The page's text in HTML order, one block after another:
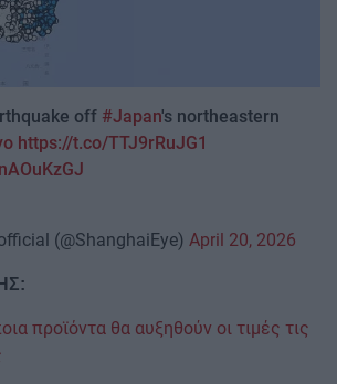
off #Japan's northeastern
https://t.co/TTJ9rRuJG1
(@ShanghaiEye) April 20, 2026
προϊόντα θα αυξηθούν οι τιμές τις